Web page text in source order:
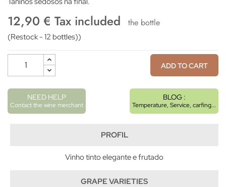
12,90 € Tax included the bottle
(Restock - 12 bottles))
PROFIL
Vinho tinto elegante e frutado
GRAPE VARIETIES
ADD TO CART
NEED HELP
Contact the wine merchant
BLOG :
Temperature, Service, carfing...